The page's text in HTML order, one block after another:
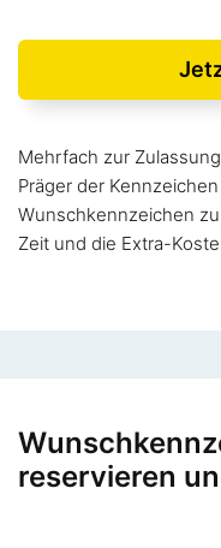
Mehrfach zur
Präger der
Wunschkennzeichen
Zeit und die Extra-
reservieren